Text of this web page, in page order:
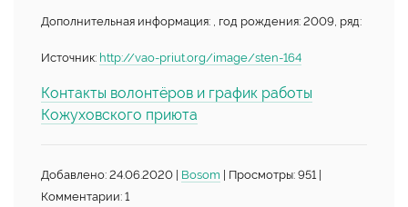
Дополнительная информация: , год рождения: 2009, ряд:
Источник: http://vao-priut.org/image/sten-164
Контакты волонтёров и график работы
Кожуховского приюта
Добавлено: 24.06.2020 | Bosom | Просмотры: 951 |
Комментарии: 1